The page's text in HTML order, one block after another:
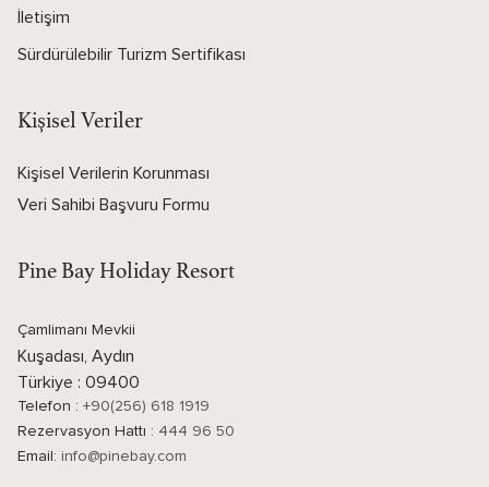
İletişim
Sürdürülebilir Turizm Sertifikası
Kişisel Veriler
Kişisel Verilerin Korunması
Veri Sahibi Başvuru Formu
Pine Bay Holiday Resort
Çamlimanı Mevkii
Kuşadası, Aydın
Türkiye : 09400
Telefon : +90(256) 618 1919
Rezervasyon Hattı : 444 96 50
Email: info@pinebay.com